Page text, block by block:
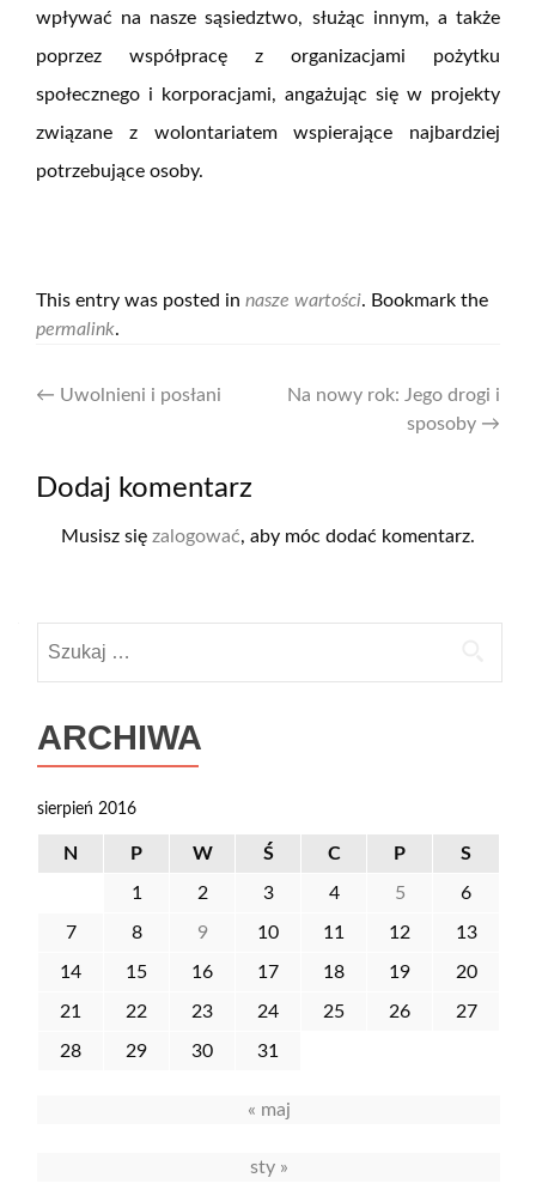
wpływać na nasze sąsiedztwo, służąc innym, a także
poprzez współpracę z organizacjami pożytku
społecznego i korporacjami, angażując się w projekty
związane z wolontariatem wspierające najbardziej
potrzebujące osoby.
This entry was posted in nasze wartości. Bookmark the
permalink.
Nawigacja
← Uwolnieni i posłani
Na nowy rok: Jego drogi i
sposoby →
Dodaj komentarz
Musisz się zalogować, aby móc dodać komentarz.
ARCHIWA
sierpień 2016
N P W Ś C P S
1 2 3 4 5 6
7 8 9 10 11 12 13
14 15 16 17 18 19 20
21 22 23 24 25 26 27
28 29 30 31
« maj
sty »